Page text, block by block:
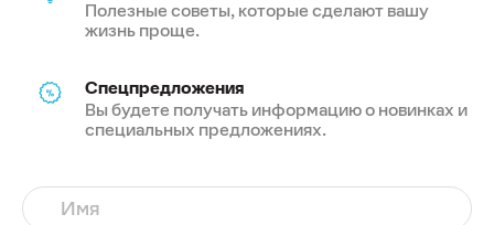
Полезные советы, которые сделают вашу
жизнь проще.
Спецпредложения
Вы будете получать информацию о новинках и
специальных предложениях.
Имя